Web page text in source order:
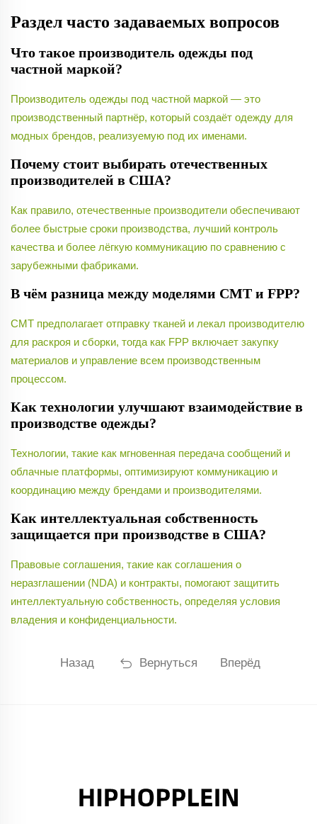
Раздел часто задаваемых вопросов
Что такое производитель одежды под
частной маркой?
Производитель одежды под частной маркой — это
производственный партнёр, который создаёт одежду для
модных брендов, реализуемую под их именами.
Почему стоит выбирать отечественных
производителей в США?
Как правило, отечественные производители обеспечивают
более быстрые сроки производства, лучший контроль
качества и более лёгкую коммуникацию по сравнению с
зарубежными фабриками.
В чём разница между моделями CMT и FPP?
CMT предполагает отправку тканей и лекал производителю
для раскроя и сборки, тогда как FPP включает закупку
материалов и управление всем производственным
процессом.
Как технологии улучшают взаимодействие в
производстве одежды?
Технологии, такие как мгновенная передача сообщений и
облачные платформы, оптимизируют коммуникацию и
координацию между брендами и производителями.
Как интеллектуальная собственность
защищается при производстве в США?
Правовые соглашения, такие как соглашения о
неразглашении (NDA) и контракты, помогают защитить
интеллектуальную собственность, определяя условия
владения и конфиденциальности.
Назад Вернуться Вперёд